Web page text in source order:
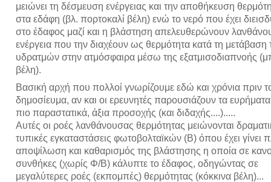
μειώνει τη δέσμευση ενέργειας και την αποθήκευση
στα εδάφη (βλ. πορτοκαλί βέλη) ενώ το νερό που έχει
στο έδαφος μαζί και η βλάστηση απελευθερώνουν
ενέργεια που την διαχέουν ως θερμότητα κατά τη μετάβαση
υδρατμών στην ατμόσφαιρα μέσω της εξατμισοδιαπνοής
βέλη).
Βασική αρχή που πολλοί γνωρίζουμε εδώ και χρόνια πριν
δημοσίευμα, αν και οι ερευνητές παρουσιάζουν τα
πιο παραστατικά, άξια προσοχής (και διδαχής....).....
Αυτές οι ροές λανθάνουσας θερμότητας μειώνονται
τυπικές εγκαταστάσεις φωτοβολταϊκών (Β) όπου έχει γίνει
αποψίλωση και καθαρισμός της βλάστησης η οποία σε
συνθήκες (χωρίς Φ/Β) κάλυπτε το έδαφος, οδηγώντας σε
μεγαλύτερες ροές (εκπομπές) θερμότητας (κόκκινα βέλη)...